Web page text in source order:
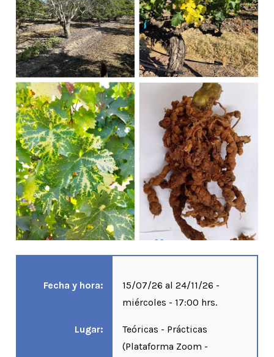
Fecha y hora:
15/07/26 al 24/11/26 -
miércoles - 17:00 hrs.
Lugar:
Teóricas - Prácticas
(Plataforma Zoom -